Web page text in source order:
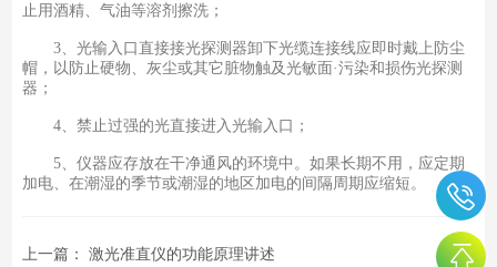
止用酒精、气油等溶剂擦洗；
3、光输入口直接接光探测器卸下光缆连接线应即时戴上防尘
帽，以防止硬物、灰尘或其它脏物触及光敏面·污染和损伤光探测
器；
4、禁止过强的光直接进入光输入口；
5、仪器应存放在干净通风的环境中。如果长期不用，应定期
加电、在潮湿的季节或潮湿的地区加电的间隔周期应缩短。
上一篇： 激光准直仪的功能原理讲述